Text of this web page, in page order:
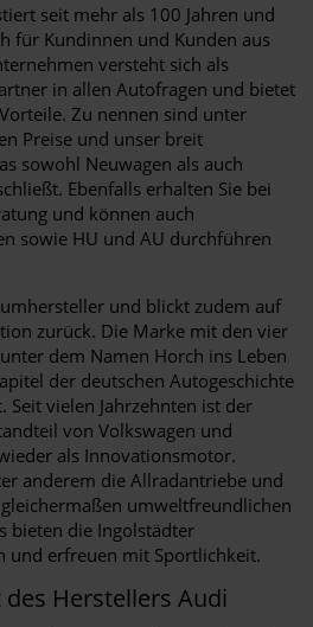
seit mehr als 100 Jahren und
für Kundinnen und Kunden aus
versteht sich als
in allen Autofragen und bietet
Zu nennen sind unter
Preise und unser breit
sowohl Neuwagen als auch
Ebenfalls erhalten Sie bei
und können auch
sowie HU und AU durchführen
und blickt zudem auf
zurück. Die Marke mit den vier
dem Namen Horch ins Leben
der deutschen Autogeschichte
Seit vielen Jahrzehnten ist der
von Volkswagen und
als Innovationsmotor.
anderem die Allradantriebe und
umweltfreundlichen
bieten die Ingolstädter
und erfreuen mit Sportlichkeit.
Herstellers Audi